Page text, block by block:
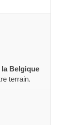
la Belgique
terrain.